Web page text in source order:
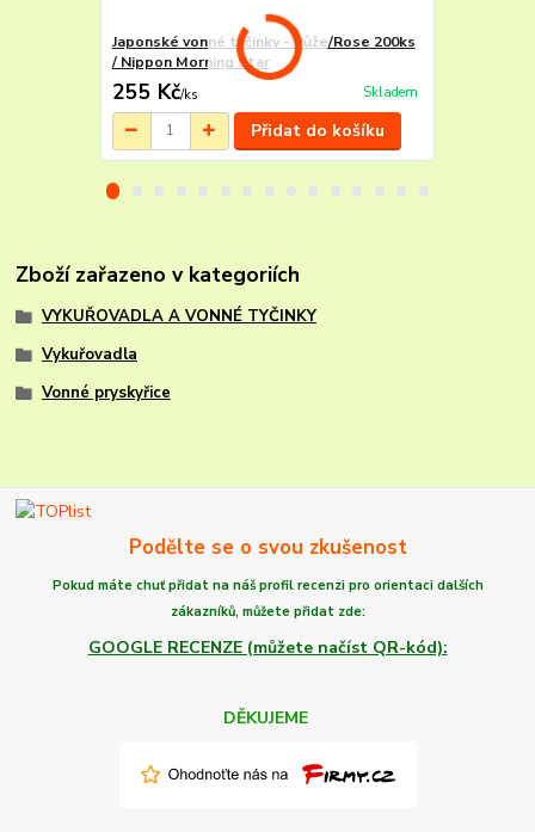
Japonské vonné tyčinky - Růže/Rose 200ks
/ Nippon Morning Star
255 Kč/ks Skladem
Přidat do košíku
Zboží zařazeno v kategoriích
VYKUŘOVADLA A VONNÉ TYČINKY
Vykuřovadla
Vonné pryskyřice
Podělte se o svou zkušenost
Pokud máte chuťpřidat na náš profil recenzi pro orientaci dalších
zákazníků, můžete přidat zde:
GOOGLE RECENZE (můžete načíst QR-kód):
DĚKUJEME